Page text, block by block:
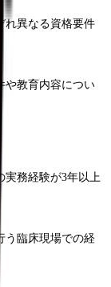
れ異なる資格要件
や教育内容につい
実務経験が3年以上
う臨床現場での経